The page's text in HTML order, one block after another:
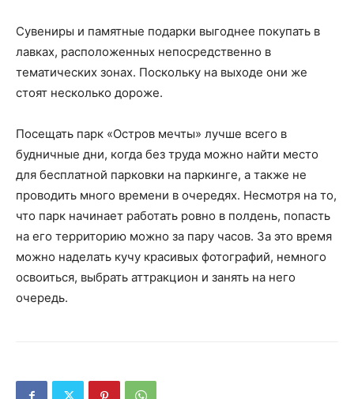
Сувениры и памятные подарки выгоднее покупать в
лавках, расположенных непосредственно в
тематических зонах. Поскольку на выходе они же
стоят несколько дороже.
Посещать парк «Остров мечты» лучше всего в
будничные дни, когда без труда можно найти место
для бесплатной парковки на паркинге, а также не
проводить много времени в очередях. Несмотря на то,
что парк начинает работать ровно в полдень, попасть
на его территорию можно за пару часов. За это время
можно наделать кучу красивых фотографий, немного
освоиться, выбрать аттракцион и занять на него
очередь.